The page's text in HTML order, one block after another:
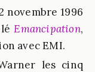
novembre 1996
Emancipation,
avec EMI.
les cinq